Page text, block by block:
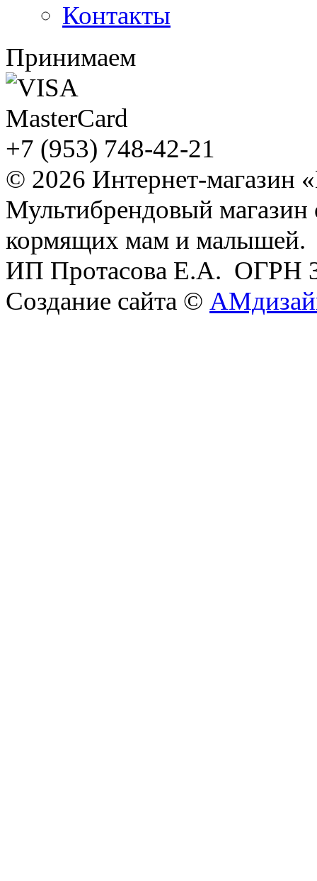
Контакты
Принимаем
+7 (953) 748-42-21
© 2026 Интернет-магазин
Мультибрендовый
кормящих мам и малышей.
ИП Протасова Е.А. ОГРН
Создание сайта ©